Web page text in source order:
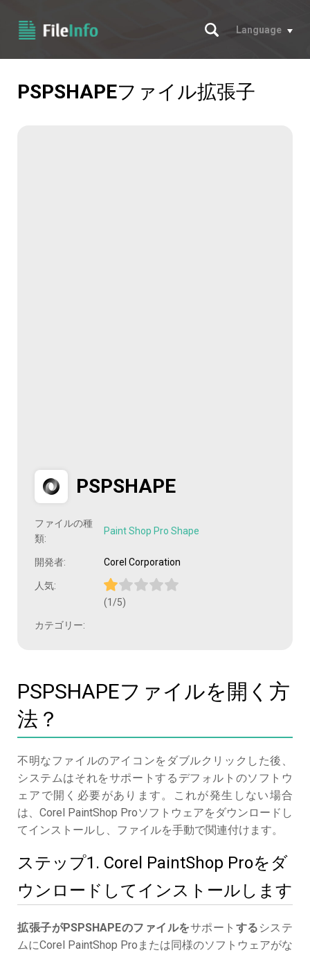
サーチ
Language
PSPSHAPEファイル拡張子
PSPSHAPE
ファイルの種
類:
Paint Shop Pro Shape
開発者: Corel Corporation
人気:
(1/5)
カテゴリー:
PSPSHAPEファイルを開く方
法？
不明なファイルのアイコンをダブルクリックした後、
システムはそれをサポートするデフォルトのソフトウ
ェアで開く必要があります。これが発生しない場合
は、Corel PaintShop Proソフトウェアをダウンロードし
てインストールし、ファイルを手動で関連付けます。
ステップ1. Corel PaintShop Proをダ
ウンロードしてインストールします
拡張子がPSPSHAPEのファイルをサポート する システ
ムにCorel PaintShop Proまたは同様のソフトウェアがな